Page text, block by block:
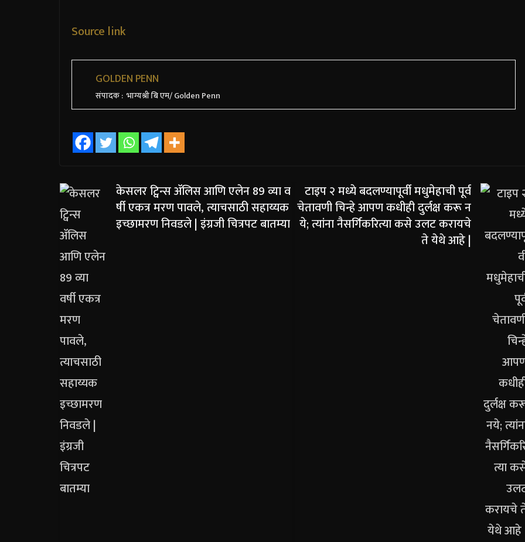
Source link
GOLDEN PENN
संपादक : भाग्यश्री बि एम/ Golden Penn
केसलर ट्विन्स ॲलिस आणि एलेन 89 व्या व
र्षी एकत्र मरण पावले, त्याचसाठी सहाय्यक
इच्छामरण निवडले | इंग्रजी चित्रपट बातम्या
टाइप २ मध्ये बदलण्यापूर्वी मधुमेहाची पूर्व
चेतावणी चिन्हे आपण कधीही दुर्लक्ष करू न
ये; त्यांना नैसर्गिकरित्या कसे उलट करायचे
ते येथे आहे |